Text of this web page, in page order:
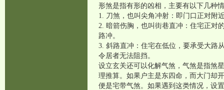
形煞是指有形的凶相，主要有以下几种
1. 刀煞，也叫尖角冲射：即门口正对附
2. 暗箭伤胸，也叫街巷直冲：住宅正对
路冲。
3. 斜路直冲：住宅在低位，要承受大路
令居者无法阻挡。
设立玄关还可以化解气煞，气煞是指煞
理推算。如果户主是东四命，而大门却
便是宅带气煞。如果遇到这类情况，设